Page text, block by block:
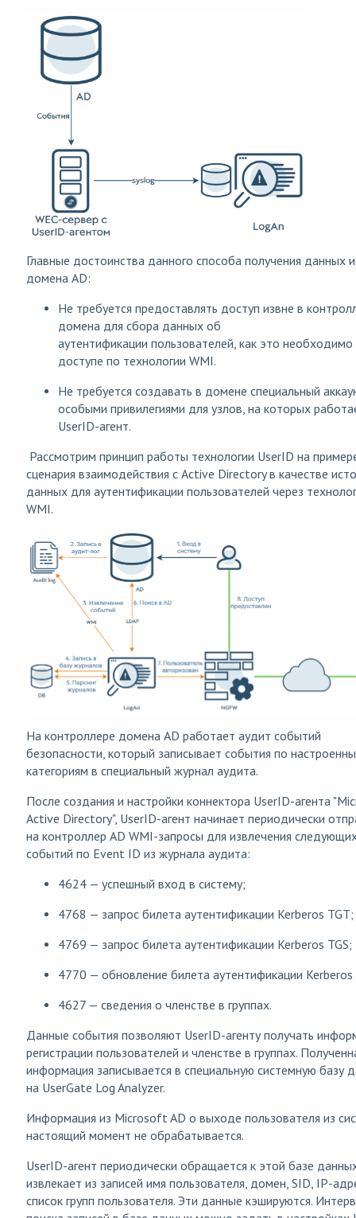
Главные достоинства данного способа получения данных
домена AD:
Не требуется предоставлять доступ извне в
домена для сбора данных об
аутентификации пользователей, как это необходимо
доступе по технологии WMI.
Не требуется создавать в домене специальный
особыми привилегиями для узлов, на которых
UserID-агент.
Рассмотрим принцип работы технологии UserID на
сценария взаимодействия с Active Directory в качестве
данных для аутентификации пользователей через
WMI.
На контроллере домена AD работает аудит событий
безопасности, который записывает события по
категориям в специальный журнал аудита.
После создания и настройки коннектора UserID-агента
Active Directory", UserID-агент начинает периодически
на контроллер AD WMI-запросы для извлечения
событий по Event ID из журнала аудита:
4624 — успешный вход в систему;
4768 — запрос билета аутентификации Kerberos TGT;
4769 — запрос билета аутентификации Kerberos TGS;
4770 — обновление билета аутентификации Kerberos
4627 — сведения о членстве в группах.
Данные события позволяют UserID-агенту получать
регистрации пользователей и членстве в группах.
информация записывается в специальную системную базу
на UserGate Log Analyzer.
Информация из Microsoft AD о выходе пользователя из
настоящий момент не обрабатывается.
UserID-агент периодически обращается к этой базе
извлекает из записей имя пользователя, домен, SID, IP-
список групп пользователя. Эти данные кэшируются.